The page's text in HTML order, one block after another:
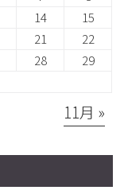
14
15
21
22
28
29
11月 »